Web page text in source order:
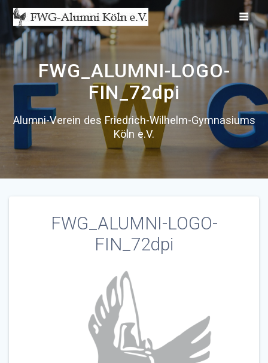
Inhalt
springen
FWG_ALUMNI-LOGO-
FIN_72dpi
Alumni-Verein des Friedrich-Wilhelm-Gymnasiums
Köln e.V.
FWG_ALUMNI-LOGO-
FIN_72dpi